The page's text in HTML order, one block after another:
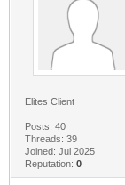
Elites Client
Posts: 40
Threads: 39
Joined: Jul 2025
Reputation: 0